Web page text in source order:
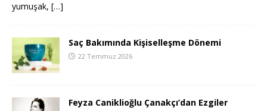
yumuşak, […]
Saç Bakımında Kişiselleşme Dönemi
22 Temmuz 2026
Feyza Caniklioğlu Çanakçı’dan Ezgiler